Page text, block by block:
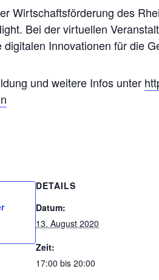
Wirtschaftsförderung des
Bei der virtuellen
digitalen Innovationen für die
und weitere Infos unter
DETAILS
Datum:
13. August 2020
Zeit:
17:00 bis 20:00